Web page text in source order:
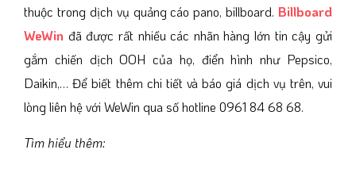
thuộc trong dịch vụ quảng cáo pano, billboard. Billboard
WeWin đã được rất nhiều các nhãn hàng lớn tin cậy gửi
gắm chiến dịch OOH của họ, điển hình như Pepsico,
Daikin,… Để biết thêm chi tiết và báo giá dịch vụ trên, vui
lòng liên hệ với WeWin qua số hotline 0961 84 68 68.
Tìm hiểu thêm: